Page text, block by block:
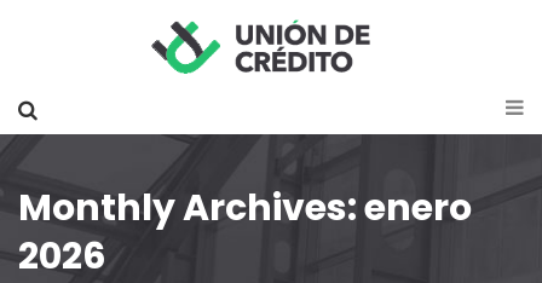
Monthly Archives: enero
2026